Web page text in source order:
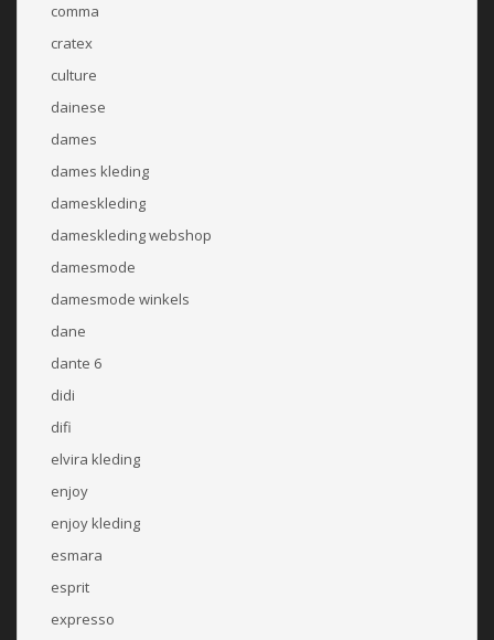
comma
cratex
culture
dainese
dames
dames kleding
dameskleding
dameskleding webshop
damesmode
damesmode winkels
dane
dante 6
didi
difi
elvira kleding
enjoy
enjoy kleding
esmara
esprit
expresso